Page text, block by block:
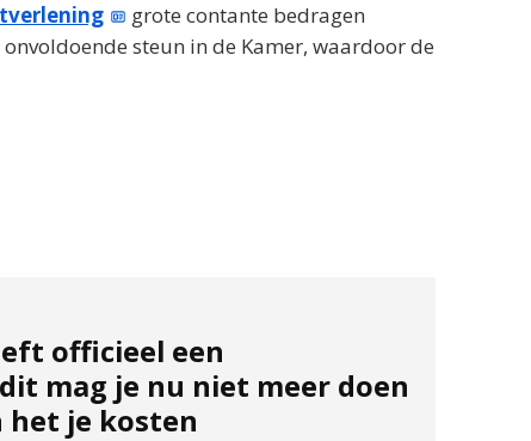
grote contante bedragen
steun in de Kamer, waardoor de
officieel een
mag je nu niet meer doen
het je kosten